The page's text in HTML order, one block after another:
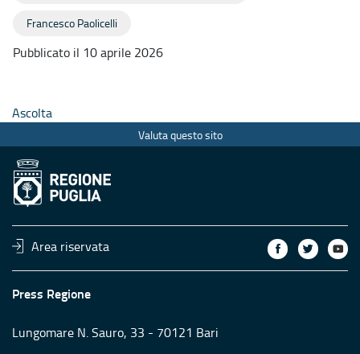
Francesco Paolicelli
Pubblicato il 10 aprile 2026
Ascolta
Valuta questo sito
Area riservata
Press Regione
Lungomare N. Sauro, 33 - 70121 Bari